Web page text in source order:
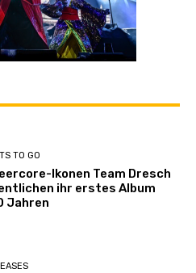
TO GO
Ikonen Team Dresch
ihr erstes Album
Jahren